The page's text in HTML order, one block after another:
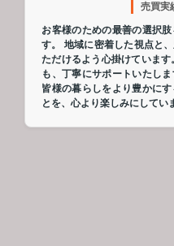
売買実
お客様のための最善の選択
す。 地域に密着した視点と
ただけるよう心掛けていま
も、丁寧にサポートいたし
皆様の暮らしをより豊かに
とを、心より楽しみにしてい